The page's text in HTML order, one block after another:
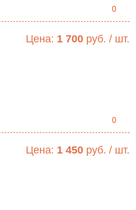
0
Цена: 1 700 руб. / шт.
0
Цена: 1 450 руб. / шт.